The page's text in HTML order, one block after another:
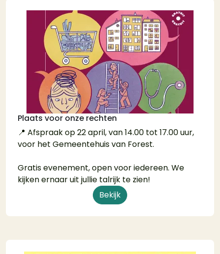
Plaats voor onze rechten
📍 Afspraak op 22 april, van 14.00 tot 17.00 uur,
voor het Gemeentehuis van Forest.
Gratis evenement, open voor iedereen. We
kijken ernaar uit jullie talrijk te zien!
Bekijk